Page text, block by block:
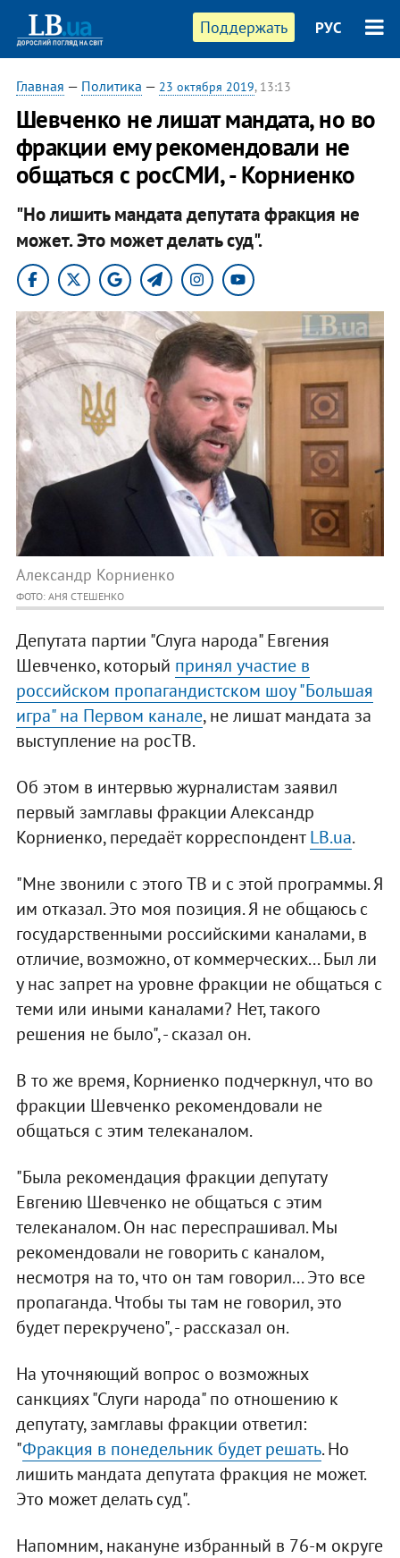
Поддержать РУС
Главная — Политика — 23 октября 2019, 13:13
Шевченко не лишат мандата, но во
фракции ему рекомендовали не
общаться с росСМИ, - Корниенко
"Но лишить мандата депутата фракция не
может. Это может делать суд".
Александр Корниенко
ФОТО: АНЯ СТЕШЕНКО
Депутата партии "Слуга народа" Евгения
Шевченко, который принял участие в
российском пропагандистском шоу "Большая
игра" на Первом канале, не лишат мандата за
выступление на росТВ.
Об этом в интервью журналистам заявил
первый замглавы фракции Александр
Корниенко, передаёт корреспондентLB.ua.
"Мне звонили с этого ТВ и с этой программы. Я
им отказал. Это моя позиция. Я не общаюсь с
государственными российскими каналами, в
отличие, возможно, от коммерческих... Был ли
у нас запрет на уровне фракции не общаться с
теми или иными каналами? Нет, такого
решения не было", - сказал он.
В то же время, Корниенко подчеркнул, что во
фракции Шевченко рекомендовали не
общаться с этим телеканалом.
"Была рекомендация фракции депутату
Евгению Шевченко не общаться с этим
телеканалом. Он нас переспрашивал. Мы
рекомендовали не говорить с каналом,
несмотря на то, что он там говорил... Это все
пропаганда. Чтобы ты там не говорил, это
будет перекручено", - рассказал он.
На уточняющий вопрос о возможных
санкциях "Слуги народа" по отношению к
депутату, замглавы фракции ответил:
"Фракция в понедельник будет решать. Но
лишить мандата депутата фракция не может.
Это может делать суд".
Напомним, накануне избранный в 76-м округе